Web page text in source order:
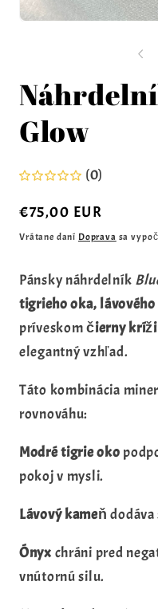
Glow
(0)
Normálna
cena
€75,00 EUR
Vrátane daní Doprava sa
Pánsky náhrdelník
tigrieho oka,
príveskomčierny
elegantný vzhľad.
Táto kombinácia
rovnováhu:
Modré tigrie oko
pokoj v mysli.
Lávový kameň
Ónyx chráni pred
vnútornú silu.